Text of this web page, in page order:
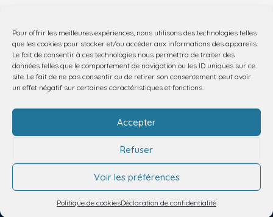
Pour offrir les meilleures expériences, nous utilisons des technologies telles
que les cookies pour stocker et/ou accéder aux informations des appareils.
Le fait de consentir à ces technologies nous permettra de traiter des
données telles que le comportement de navigation ou les ID uniques sur ce
site. Le fait de ne pas consentir ou de retirer son consentement peut avoir
un effet négatif sur certaines caractéristiques et fonctions.
Accepter
Refuser
Voir les préférences
Politique de cookiesDéclaration de confidentialité
Nous contacter
03 20 44 62 25
© 2025 Service Communication CHU LILLE |
|Plan du site|Accessibilité : non conforme